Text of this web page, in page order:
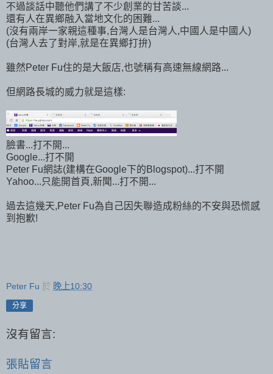
不過談話中聽他們講了不少創業的甘苦談...
還有人在異鄉融入當地文化的困難...
(沒有兩岸一家親這種事,台灣人是台灣人,中國人是中國人)
(台灣人去了對岸,就是在異鄉打拚)
雖然Peter Fu住的是大飯店,也號稱有高速無線網路...
但網路長城的威力就是這樣:
臉書...打不開...
Google...打不開
Peter Fu網誌(建構在Google下的Blogspot)...打不開
Yahoo...只能開首頁,新聞...打不開...
過去這幾天,Peter Fu為自己因失聯造成粉絲的不安與恐慌感
到抱歉!
Peter Fu 於 晚上10:30
分享
沒有留言:
張貼留言